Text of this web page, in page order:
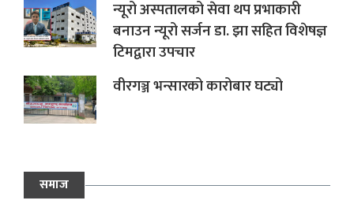
न्यूरो अस्पतालको सेवा थप प्रभाकारी
बनाउन न्यूरो सर्जन डा. झा सहित विशेषज्ञ
टिमद्वारा उपचार
वीरगञ्ज भन्सारको कारोबार घट्यो
समाज